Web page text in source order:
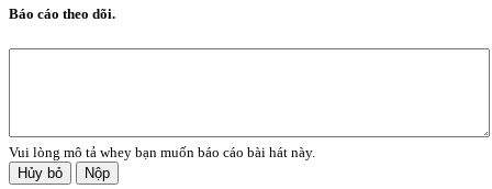
Báo cáo theo dõi.
Vui lòng mô tả whey bạn muốn báo cáo bài hát này.
Hủy bỏ
Nộp